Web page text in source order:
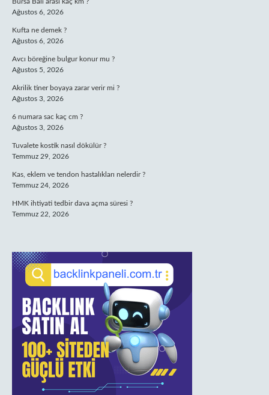
Ağustos 6, 2026
Kufta ne demek ?
Ağustos 6, 2026
Avcı böreğine bulgur konur mu ?
Ağustos 5, 2026
Akrilik tiner boyaya zarar verir mi ?
Ağustos 3, 2026
6 numara sac kaç cm ?
Ağustos 3, 2026
Tuvalete kostik nasıl dökülür ?
Temmuz 29, 2026
Kas, eklem ve tendon hastalıkları nelerdir ?
Temmuz 24, 2026
HMK ihtiyati tedbir dava açma süresi ?
Temmuz 22, 2026